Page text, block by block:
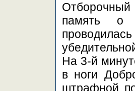
память о
На 3-й
в ноги
штрафной